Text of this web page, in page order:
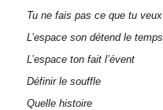
Tu ne fais pas ce que tu veux
L’espace son détend le temps
L’espace ton fait l’évent
Définir le souffle
Quelle histoire